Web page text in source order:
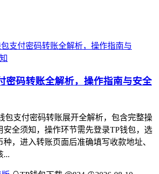
密码转账全解析，操作指南与安全
包支付密码转账展开全解析，包含完整操
安全须知，操作环节需先登录TP钱包，选
种，进入转账页面后准确填写收款地址、
...